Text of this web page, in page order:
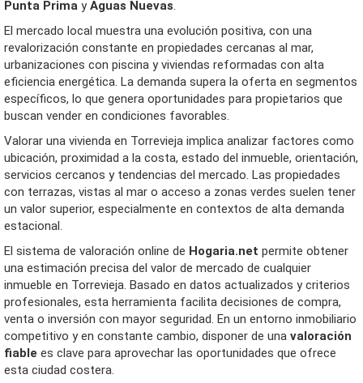
Punta Prima yAguas Nuevas
El mercado local muestra una evolución positiva, con una
revalorización constante en propiedades cercanas al mar,
urbanizaciones con piscina y viviendas reformadas con alta
eficiencia energética. La demanda supera la oferta en segmentos
específicos, lo que genera oportunidades para propietarios que
buscan vender en condiciones favorables.
Valorar una vivienda en Torrevieja implica analizar factores como
ubicación, proximidad a la costa, estado del inmueble, orientación,
servicios cercanos y tendencias del mercado. Las propiedades
con terrazas, vistas al mar o acceso a zonas verdes suelen tener
un valor superior, especialmente en contextos de alta demanda
estacional.
El sistema de valoración online de Hogaria.net permite obtener
una estimación precisa del valor de mercado de cualquier
inmueble en Torrevieja. Basado en datos actualizados y criterios
profesionales, esta herramienta facilita decisiones de compra,
venta o inversión con mayor seguridad. En un entorno inmobiliario
competitivo y en constante cambio, disponer de una valoración
fiable es clave para aprovechar las oportunidades que ofrece
esta ciudad costera.